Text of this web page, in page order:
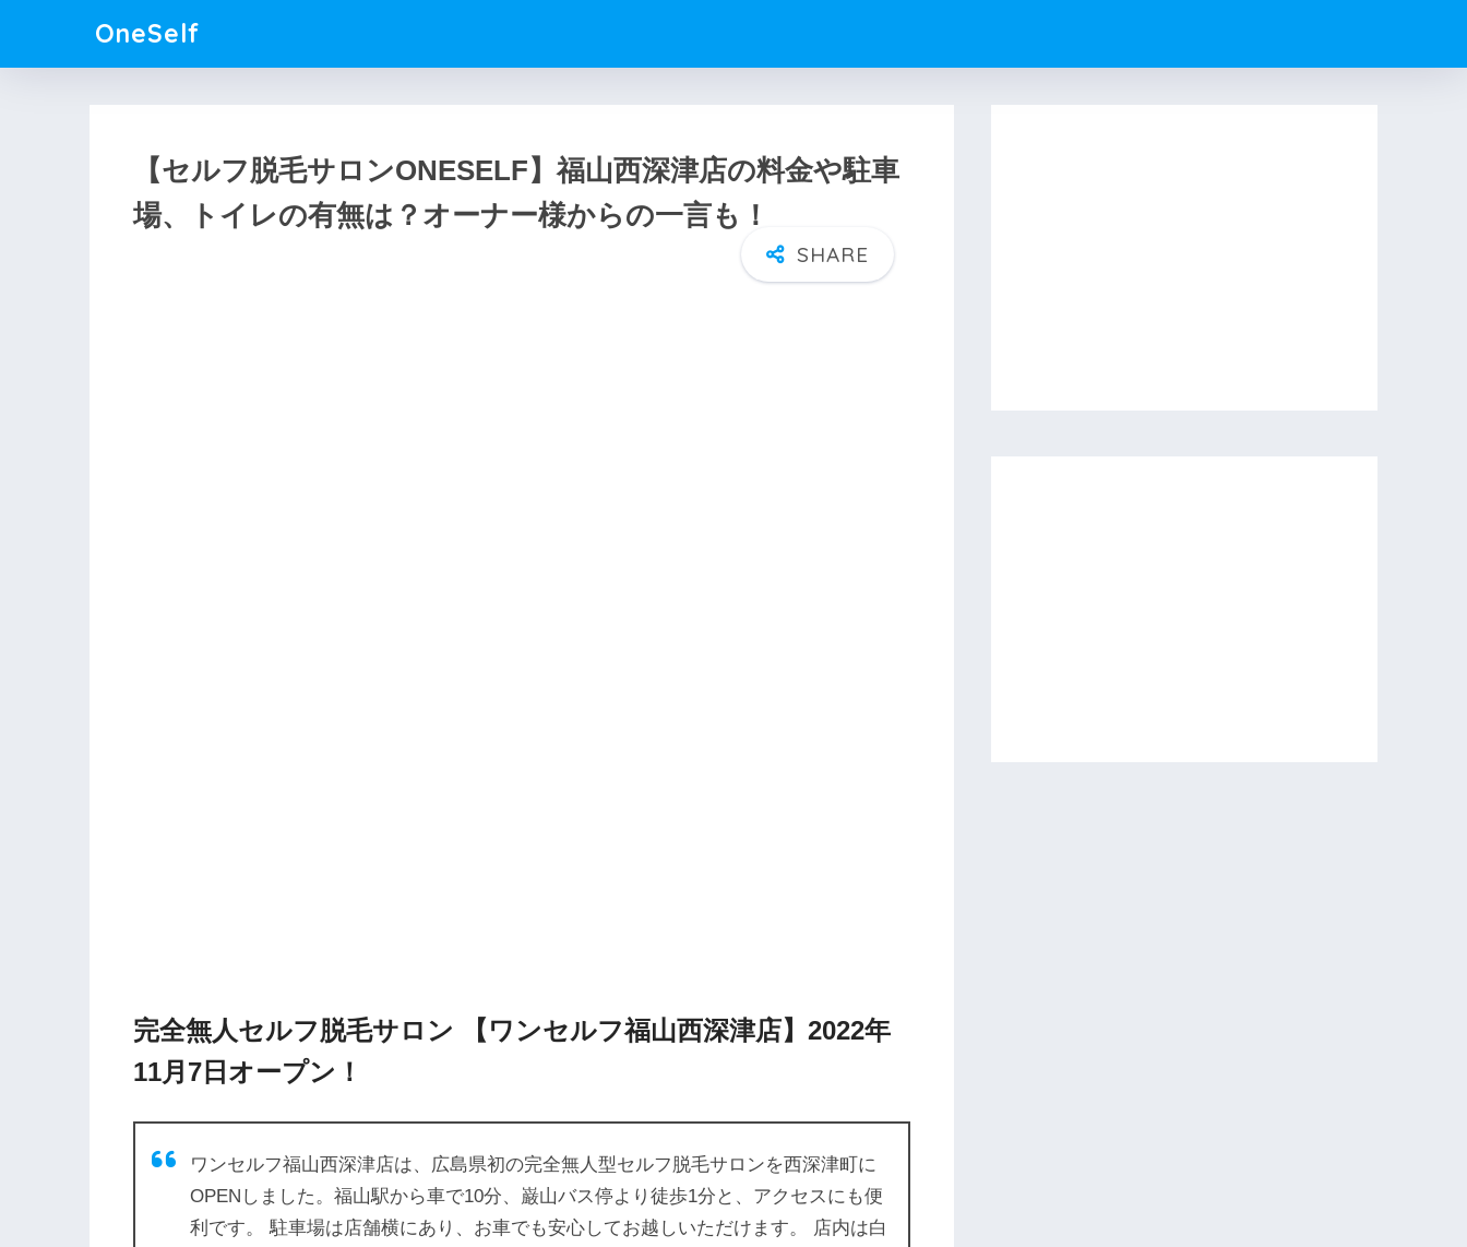
OneSelf
【セルフ脱毛サロンONESELF】福山西深津店の料金や駐車
場、トイレの有無は？オーナー様からの一言も！
完全無人セルフ脱毛サロン 【ワンセルフ福山西深津店】2022年
11月7日オープン！
ワンセルフ福山西深津店は、広島県初の完全無人型セルフ脱毛サロンを西深津町に
OPENしました。福山駅から車で10分、巌山バス停より徒歩1分と、アクセスにも便
利です。 駐車場は店舗横にあり、お車でも安心してお越しいただけます。 店内は白